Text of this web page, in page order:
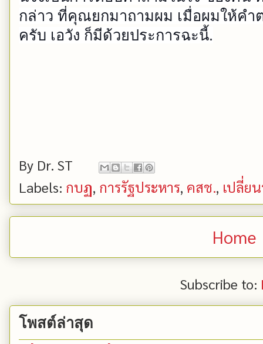
กล่าว ที่คุณยกมาถามผม เมื่อผมให้ค
ครับ เอวัง ก็มีด้วยประการฉะนี้.
By Dr. ST
Labels: กบฏ, การรัฐประหาร, คสช., เปลี่ย
Home
Subscribe to:
โพสต์ล่าสุด